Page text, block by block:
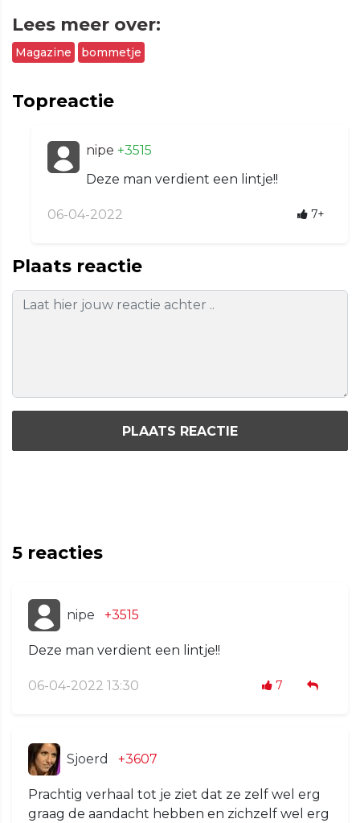
Lees meer over:
Magazine bommetje
Topreactie
nipe +3515
Deze man verdient een lintje!!
06-04-2022 7+
Plaats reactie
PLAATS REACTIE
5 reacties
nipe +3515
Deze man verdient een lintje!!
06-04-2022 13:30 7
Sjoerd +3607
Prachtig verhaal tot je ziet dat ze zelf wel erg
graag de aandacht hebben en zichzelf wel erg